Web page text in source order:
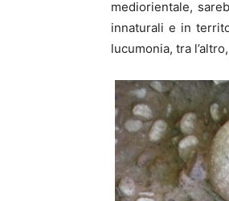
mediorientale,
innaturali e in
lucumonia, tra